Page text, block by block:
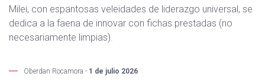
Milei, con espantosas veleidades de liderazgo universal, se
dedica a la faena de innovar con fichas prestadas (no
necesariamente limpias).
Oberdan Rocamora - 1 de julio 2026